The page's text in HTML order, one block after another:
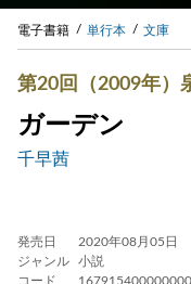
電子書籍 単行本 文庫
第20回（2009年）
ガーデン
千早茜
発売日
2020年08月05日
ジャンル
小説
コード